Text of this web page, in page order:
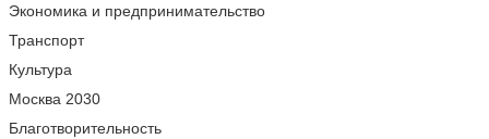
Экономика и предпринимательство
Транспорт
Культура
Москва 2030
Благотворительность